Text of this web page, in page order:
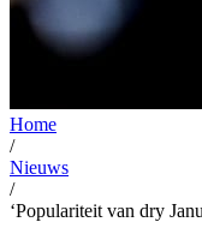
Home
/
Nieuws
/
‘Populariteit van dry